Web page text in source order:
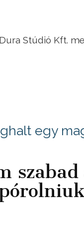
Stúdió Kft.
egy
szabad